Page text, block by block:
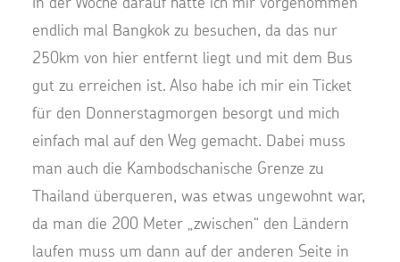
endlich mal Bangkok zu besuchen, da das nur
250km von hier entfernt liegt und mit dem Bus
gut zu erreichen ist. Also habe ich mir ein Ticket
für den Donnerstagmorgen besorgt und mich
einfach mal auf den Weg gemacht. Dabei muss
man auch die Kambodschanische Grenze zu
Thailand überqueren, was etwas ungewohnt war,
da man die 200 Meter „zwischen“ den Ländern
laufen muss um dann auf der anderen Seite in